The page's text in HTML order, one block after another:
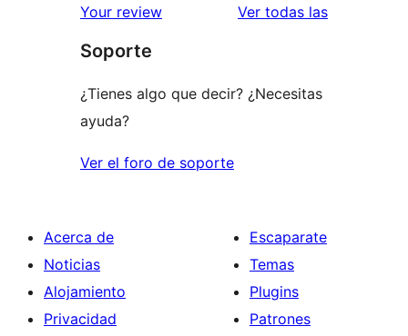
Your review Ver todas las
Soporte
¿Tienes algo que decir? ¿Necesitas
ayuda?
Ver el foro de soporte
Acerca de
Noticias
Alojamiento
Privacidad
Escaparate
Temas
Plugins
Patrones